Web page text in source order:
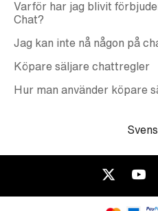
Varför har jag blivit
Chat?
Jag kan inte nå någon på
Köpare säljare chattregler
Hur man använder köpare